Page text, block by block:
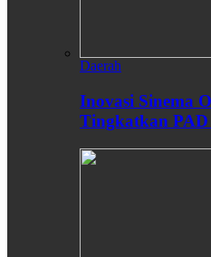
Daerah
Inovasi Sinema
Tingkatkan